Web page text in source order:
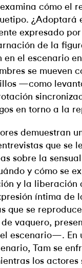
cómo el
¿Adoptará
expresado
de la
el escenario
se mueven
—como
en torno a la
demuestran
que se
sobre la
y cómo se
y la liberación
íntima de
que se
vaquero,
escenario—. En
Tam se
los actores